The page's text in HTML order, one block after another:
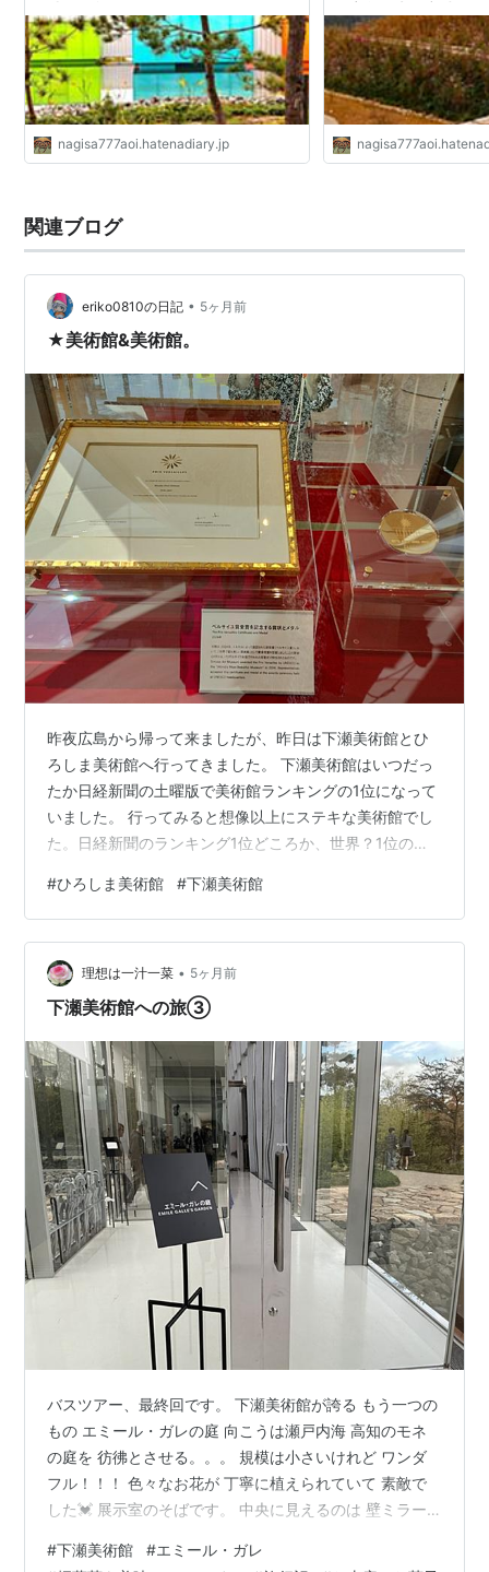
nagisa777aoi.hatenadiary.jp
０） - 何でも見てや
小さな旅！
関連ブログ
eriko0810の日記 • 5ヶ月前
★美術館&美術館。
昨夜広島から帰って来ましたが、昨日は下瀬美術館とひ
ろしま美術館へ行ってきました。 下瀬美術館はいつだっ
たか日経新聞の土曜版で美術館ランキングの1位になって
いました。 行ってみると想像以上にステキな美術館でし
た。日経新聞のランキング1位どころか、世界？1位の美
も美しい美術館」だそうです（ベルサイユ賞受賞） 形が
不思議（笑） カラフルなだけでなくミラーも多用してい
るので（どこもピカピカで汚れていない）、映り込むも
のが万華鏡みたい。 お庭も可愛らしいお花でいっぱい。
展示室はカラフルなコンテナ様の箱。飛行機の搭乗口の
#ひろしま美術館 #下瀬美術館
理想は一汁一菜 • 5ヶ月前
下瀬美術館への旅③
バスツアー、最終回です。 下瀬美術館が誇る もう一つの
もの エミール・ガレの庭 向こうは瀬戸内海 高知のモネ
の庭を 彷彿とさせる。。。 規模は小さいけれど ワンダ
フル！！！ 色々なお花が 丁寧に植えられていて 素敵で
した💓 展示室のそばです。 中央に見えるのは 壁ミラー
いていた 中庭 右半分は外壁ミラー 我が家へお土産 桐葉
#下瀬美術館 #エミール・ガレ